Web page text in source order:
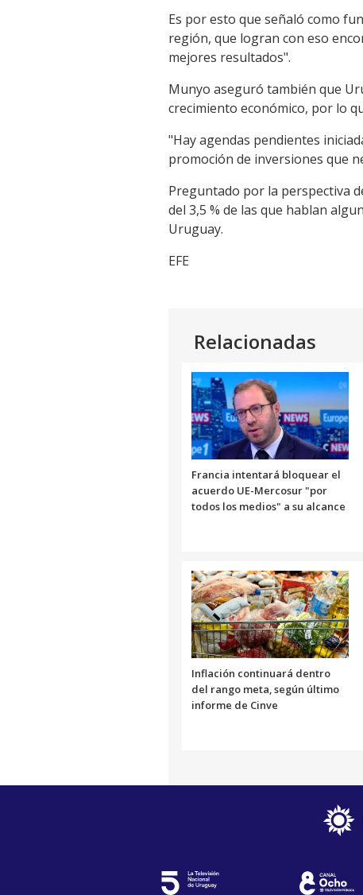
Es por esto que señaló como
región, que logran con eso
mejores resultados".
Munyo aseguró también que
crecimiento económico, por lo
"Hay agendas pendientes
promoción de inversiones que
Preguntado por la perspectiva
del 3,5 % de las que hablan
Uruguay.
EFE
Relacionadas
Francia intentará bloquear el
acuerdo UE-Mercosur "por
todos los medios" a su alcance
Inflación continuará dentro
del rango meta, según último
informe de Cinve